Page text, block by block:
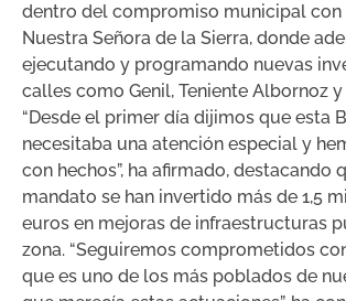
dentro del compromiso municipal con
Nuestra Señora de la Sierra, donde
ejecutando y programando nuevas
calles como Genil, Teniente Albornoz
“Desde el primer día dijimos que esta
necesitaba una atención especial y
con hechos”, ha afirmado, destacando
mandato se han invertido más de 1,5
euros en mejoras de infraestructuras
zona. “Seguiremos comprometidos
que es uno de los más poblados de